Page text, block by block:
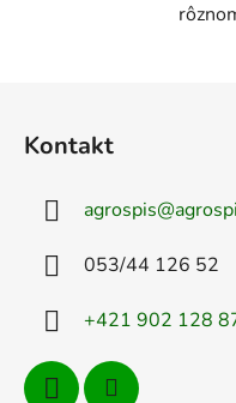
Kontakt
agrospis@
053/44 126 52
+421 902 128